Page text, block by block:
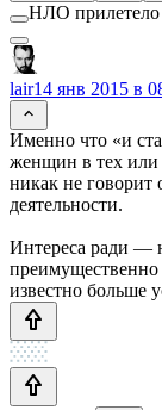
НЛО прилетело
lair14 янв 2015 в
Именно что «и
женщин в тех или
никак не говорит
деятельности.
Интереса ради —
преимущественно
известно